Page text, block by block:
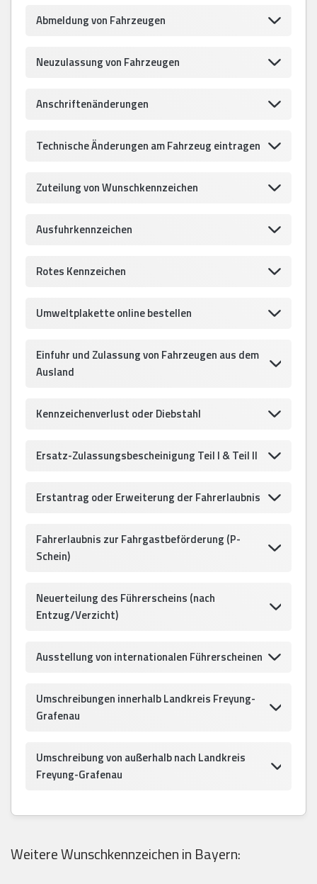
Abmeldung von Fahrzeugen
Neuzulassung von Fahrzeugen
Anschriftenänderungen
Technische Änderungen am Fahrzeug eintragen
Zuteilung von Wunschkennzeichen
Ausfuhrkennzeichen
Rotes Kennzeichen
Umweltplakette online bestellen
Einfuhr und Zulassung von Fahrzeugen aus dem
Ausland
Kennzeichenverlust oder Diebstahl
Ersatz-Zulassungsbescheinigung Teil I & Teil II
Erstantrag oder Erweiterung der Fahrerlaubnis
Fahrerlaubnis zur Fahrgastbeförderung (P-
Schein)
Neuerteilung des Führerscheins (nach
Entzug/Verzicht)
Ausstellung von internationalen Führerscheinen
Umschreibungen innerhalb Landkreis Freyung-
Grafenau
Umschreibung von außerhalb nach Landkreis
Freyung-Grafenau
Weitere Wunschkennzeichen in Bayern: